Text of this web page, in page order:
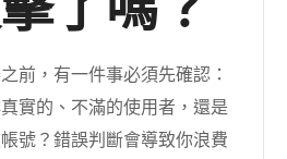
前，有一件事必須先確認：
實的、不滿的使用者，還是
號？錯誤判斷會導致你浪費